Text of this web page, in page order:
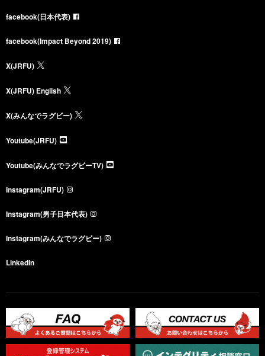
facebook(日本代表)
facebook(Impact Beyond 2019)
X(JRFU)
X(JRFU) English
X(みんなでラグビー)
Youtube(JRFU)
Youtube(みんなでラグビーTV)
Instagram(JRFU)
Instagram(男子日本代表)
Instagram(みんなでラグビー)
LinkedIn